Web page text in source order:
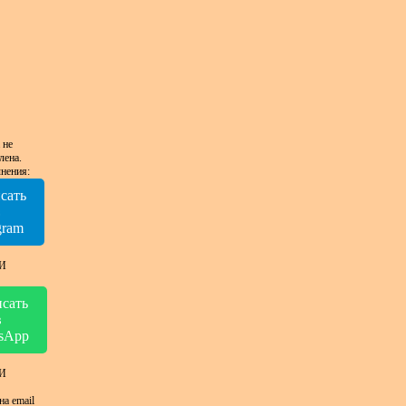
email